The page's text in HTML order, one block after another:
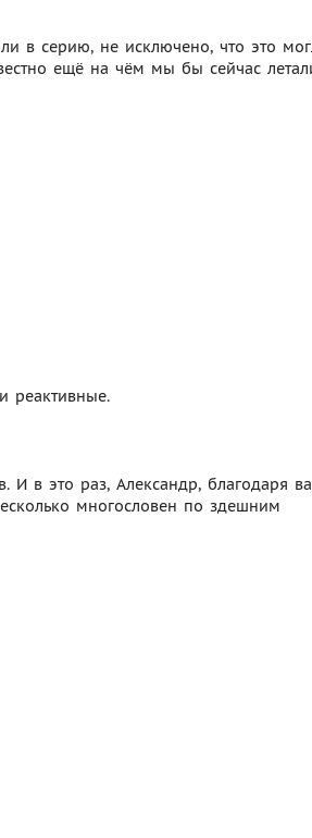
в серию, не исключено, что это
ещё на чём мы бы сейчас
реактивные.
И в это раз, Александр, благодаря
многословен по здешним